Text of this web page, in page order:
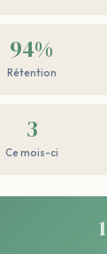
94%
Rétention
3
Ce mois-ci